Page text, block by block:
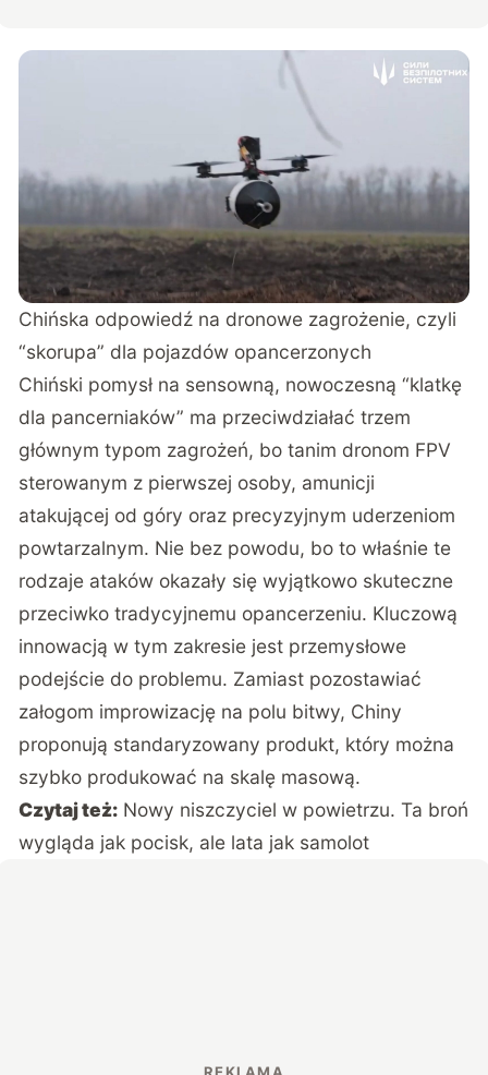
Chińska odpowiedź na dronowe zagrożenie, czyli
“skorupa” dla pojazdów opancerzonych
Chiński pomysł na sensowną, nowoczesną “klatkę
dla pancerniaków” ma przeciwdziałać trzem
głównym typom zagrożeń, bo tanim dronom FPV
sterowanym z pierwszej osoby, amunicji
atakującej od góry oraz precyzyjnym uderzeniom
powtarzalnym. Nie bez powodu, bo to właśnie te
rodzaje ataków okazały się wyjątkowo skuteczne
przeciwko tradycyjnemu opancerzeniu. Kluczową
innowacją w tym zakresie jest przemysłowe
podejście do problemu. Zamiast pozostawiać
załogom improwizację na polu bitwy, Chiny
proponują standaryzowany produkt, który można
szybko produkować na skalę masową.
Czytaj też: Nowy niszczyciel w powietrzu. Ta broń
wygląda jak pocisk, ale lata jak samolot